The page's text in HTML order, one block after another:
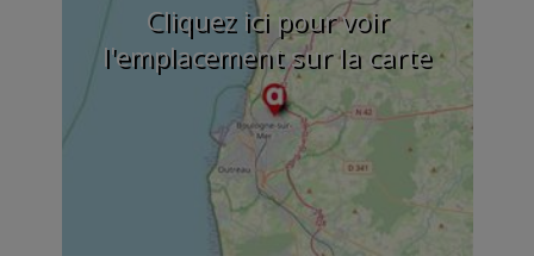
Cliquez ici pour voir
l'emplacement sur la carte